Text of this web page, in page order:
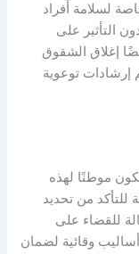
لسلامة أفراد
التأثير على
إغلاق الشقوق
إرشادات توعوية
تكون موطنًا لهذه
للتأكد من تحديد
للقضاء على
وقائية لضمان